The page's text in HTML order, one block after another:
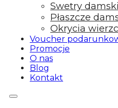
Swetry
Płaszcze
Okrycia
Voucher
Promocje
O nas
Blog
Kontakt